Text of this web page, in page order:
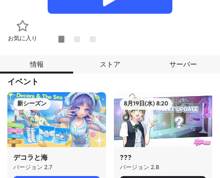
お気に入り
情報 ストア サーバー
イベント
新シーズン
デコラと海
バージョン 2.7
8月19日(水) 8:20
???
バージョン 2.8